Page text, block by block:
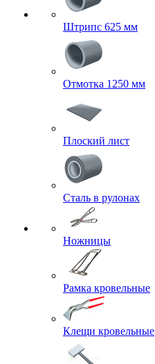
Штрипс 625 мм
Отмотка 1250 мм
Плоский лист
Сталь в рулонах
Ножницы
Рамка кровельные
Клещи кровельные